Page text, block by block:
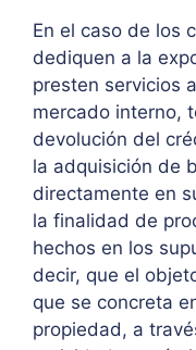
En el caso de los
dediquen a la
presten servicios
mercado interno,
devolución del
la adquisición de
directamente en
la finalidad de
hechos en los
decir, que el
que se concreta
propiedad, a